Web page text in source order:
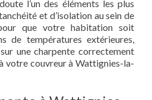
l’un des éléments les plus
et d’isolation au sein de
que votre habitation soit
de températures extérieures,
une charpente correctement
votre couvreur à Wattignies-la-